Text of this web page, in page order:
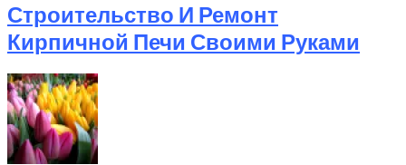
Строительство И Ремонт
Кирпичной Печи Своими Руками